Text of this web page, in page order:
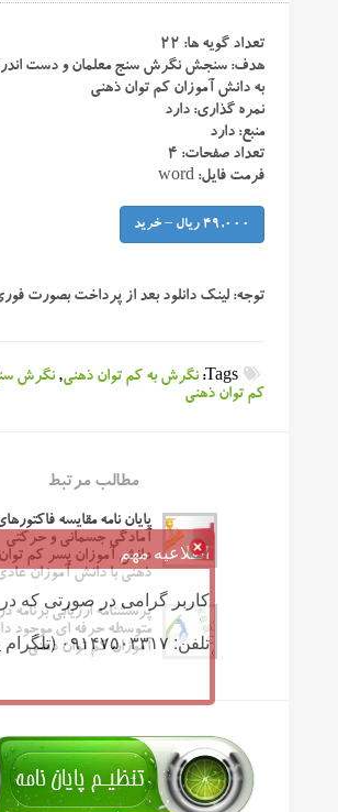
تعداد گویه ها: ۲۲
هدف: سنجش نگرش سنج معلمان و دست
به دانش آموزان کم توان ذهنی
نمره گذاری: دارد
منبع: دارد
تعداد صفحات: ۴
فرمت فایل: word
49,000 ریال – خرید
توجه: لینک دانلود بعد از پرداخت بصورت
Tags: نگرش به کم توان ذهنی,نگرش
کم توان ذهنی
مطالب مرتبط
پایان نامه مقایسه
آمادگی جسمانی و حرکتی
دانش آموزان پسر کم توان
ذهنی با دانش آموزان
پرسشنامه ارزیابی برنامه
متوسطه حرفه ای موجود
آموزان کم توان ذهنی
اطلاعیه مهم
کاربر گرامی در صورتی که
تلفن: ۰۹۱۴۷۵۰۳۳۱۷ (تلگرام یا تماس)